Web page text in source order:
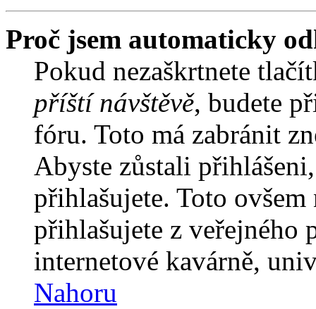
Proč jsem automaticky
Pokud nezaškrtnete
příští návštěvě, budete
fóru. Toto má zabránit
Abyste zůstali
přihlašujete. Toto
přihlašujete z veřejného
internetové kavárně,
Nahoru